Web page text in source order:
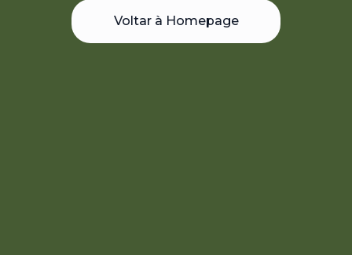
Voltar à Homepage